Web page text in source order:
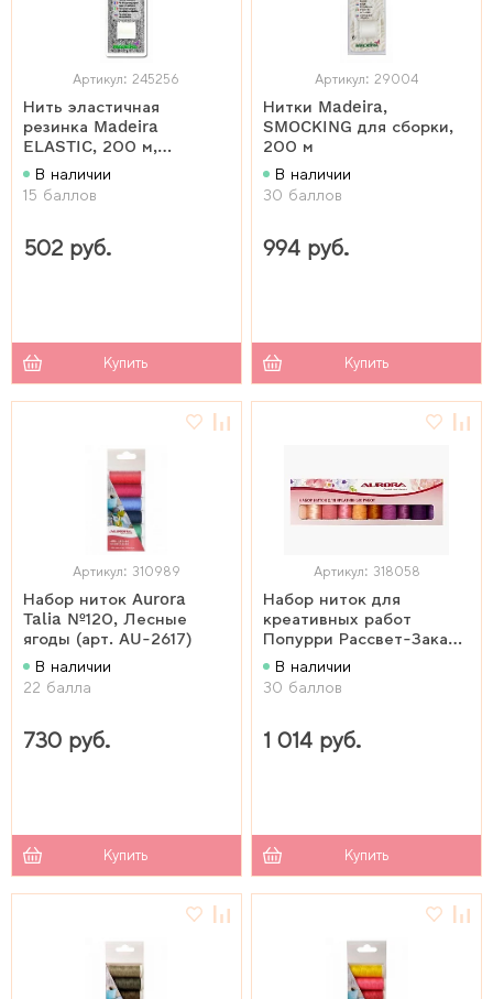
Артикул: 245256
Нить эластичная
резинка Madeira
ELASTIC, 200 м,
блистер, 9800B
В наличии
15 баллов
502 руб.
Купить
Артикул: 29004
Нитки Madeira,
SMOCKING для сборки,
200 м
В наличии
30 баллов
994 руб.
Купить
Артикул: 310989
Набор ниток Aurora
Talia №120, Лесные
ягоды (арт. AU-2617)
В наличии
22 балла
730 руб.
Купить
Артикул: 318058
Набор ниток для
креативных работ
Попурри Рассвет-Закат
(AU-8202)
В наличии
30 баллов
1 014 руб.
Купить